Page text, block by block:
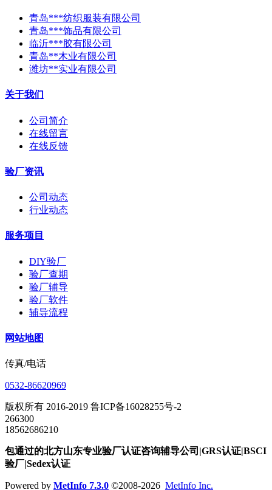
青岛***纺织服装有限公司
青岛***饰品有限公司
临沂***胶有限公司
青岛**木业有限公司
潍坊**实业有限公司
关于我们
公司简介
在线留言
在线反馈
验厂资讯
公司动态
行业动态
服务项目
DIY验厂
验厂查期
验厂辅导
验厂软件
辅导流程
网站地图
传真/电话
0532-86620969
版权所有 2016-2019 鲁ICP备16028255号-2
266300
18562686210
包通过的北方山东专业验厂认证咨询辅导公司|GRS认证|BSCI
验厂|Sedex认证
Powered by MetInfo 7.3.0 ©2008-2026 MetInfo Inc.